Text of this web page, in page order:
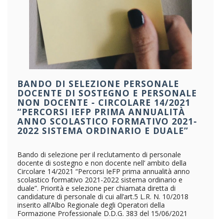
BANDO DI SELEZIONE PERSONALE
DOCENTE DI SOSTEGNO E PERSONALE
NON DOCENTE - CIRCOLARE 14/2021
“PERCORSI IEFP PRIMA ANNUALITÀ
ANNO SCOLASTICO FORMATIVO 2021-
2022 SISTEMA ORDINARIO E DUALE”
Bando di selezione per il reclutamento di personale
docente di sostegno e non docente nell’ ambito della
Circolare 14/2021 “Percorsi IeFP prima annualità anno
scolastico formativo 2021-2022 sistema ordinario e
duale”. Priorità e selezione per chiamata diretta di
candidature di personale di cui all’art.5 L.R. N. 10/2018
inserito all’Albo Regionale degli Operatori della
Formazione Professionale D.D.G. 383 del 15/06/2021